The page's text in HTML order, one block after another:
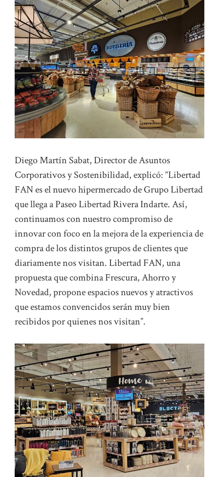
Diego Martín Sabat, Director de Asuntos
Corporativos y Sostenibilidad, explicó: “Libertad
FAN es el nuevo hipermercado de Grupo Libertad
que llega a Paseo Libertad Rivera Indarte. Así,
continuamos con nuestro compromiso de
innovar con foco en la mejora de la experiencia de
compra de los distintos grupos de clientes que
diariamente nos visitan. Libertad FAN, una
propuesta que combina Frescura, Ahorro y
Novedad, propone espacios nuevos y atractivos
que estamos convencidos serán muy bien
recibidos por quienes nos visitan”.